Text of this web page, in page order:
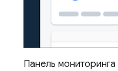
Панель